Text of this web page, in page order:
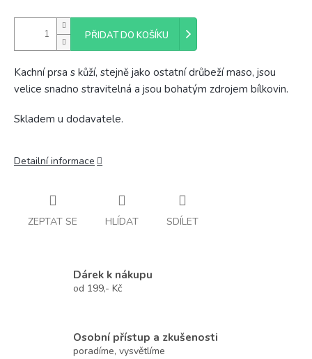
PŘIDAT DO KOŠÍKU
Kachní prsa s kůží, stejně jako ostatní drůbeží maso, jsou
velice snadno stravitelná a jsou bohatým zdrojem bílkovin.
Skladem u dodavatele.
Detailní informace
ZEPTAT SE HLÍDAT SDÍLET
Dárek k nákupu
od 199,- Kč
Osobní přístup a zkušenosti
poradíme, vysvětlíme